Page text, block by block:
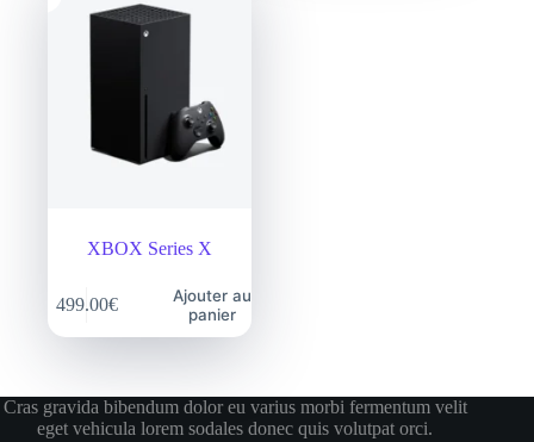
XBOX Series X
499.00€
Ajouter au
panier
Cras gravida bibendum dolor eu varius morbi fermentum velit
eget vehicula lorem sodales donec quis volutpat orci.